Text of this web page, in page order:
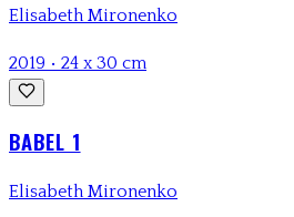
Elisabeth Mironenko
2019 • 24 x 30 cm
BABEL 1
Elisabeth Mironenko